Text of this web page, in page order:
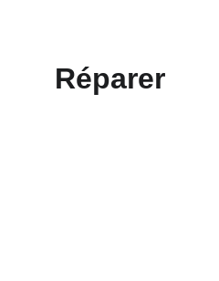
Réparer